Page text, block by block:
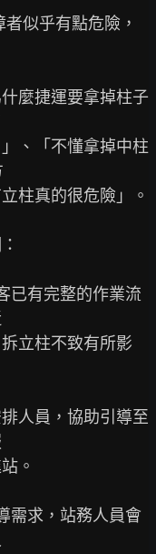
似乎有點危險，
麼捷運要拿掉柱子
、「不懂拿掉中柱
柱真的很危險」。
已有完整的作業流
立柱不致有所影
人員，協助引導至
。
需求，站務人員會